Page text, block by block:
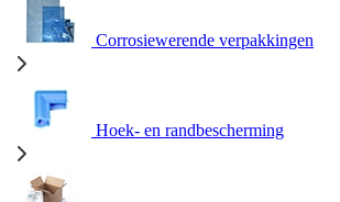
Corrosiewerende verpakkingen
Hoek- en randbescherming